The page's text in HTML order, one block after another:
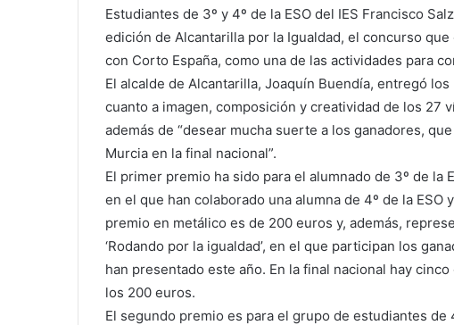
Estudiantes de 3º y 4º de la ESO del IES Francisco
edición de Alcantarilla por la Igualdad, el concurso
con Corto España, como una de las actividades para
El alcalde de Alcantarilla, Joaquín Buendía, entregó
cuanto a imagen, composición y creatividad de los 27
además de “desear mucha suerte a los ganadores,
Murcia en la final nacional”.
El primer premio ha sido para el alumnado de 3º de la
en el que han colaborado una alumna de 4º de la ESO
premio en metálico es de 200 euros y, además,
‘Rodando por la igualdad’, en el que participan los
han presentado este año. En la final nacional hay
los 200 euros.
El segundo premio es para el grupo de estudiantes de